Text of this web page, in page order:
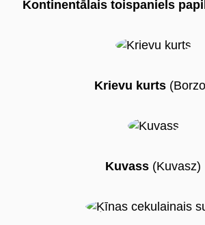
Kontinentālais toispaniels
Krievu kurts
Kuvass (Kuvasz)